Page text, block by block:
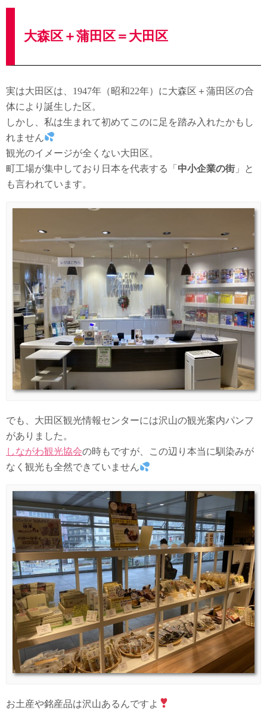
大森区＋蒲田区＝大田区
実は大田区は、1947年（昭和22年）に大森区＋蒲田区の合
体により誕生した区。
しかし、私は生まれて初めてこのに足を踏み入れたかもし
れません
観光のイメージが全くない大田区。
町工場が集中しており日本を代表する「 中小企業の街 」と
も言われています。
でも、大田区観光情報センターには沢山の観光案内パンフ
がありました。
しながわ観光協会の時もですが、この辺り本当に馴染みが
なく観光も全然できていません
お土産や銘産品は沢山あるんですよ